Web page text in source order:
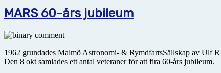
MARS 60-års jubileum
1962 grundades Malmö Astronomi- & RymdfartsSällskap av Ulf
Den 8 okt samlades ett antal veteraner för att fira 60-års jubileum.